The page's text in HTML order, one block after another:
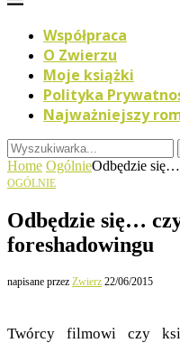
Współpraca
O Zwierzu
Moje książki
Polityka
Najważniejszy
Home OgólnieOdbędzie
OGÓLNIE
Odbędzie się…
foreshadowingu
napisane przez Zwierz 22/06/2015
Twórcy filmowi czy